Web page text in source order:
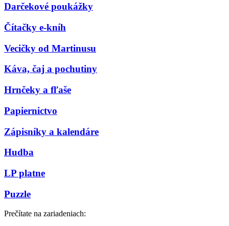
Darčekové poukážky
Čítačky e-kníh
Vecičky od Martinusu
Káva, čaj a pochutiny
Hrnčeky a fľaše
Papiernictvo
Zápisníky a kalendáre
Hudba
LP platne
Puzzle
Prečítate na zariadeniach: